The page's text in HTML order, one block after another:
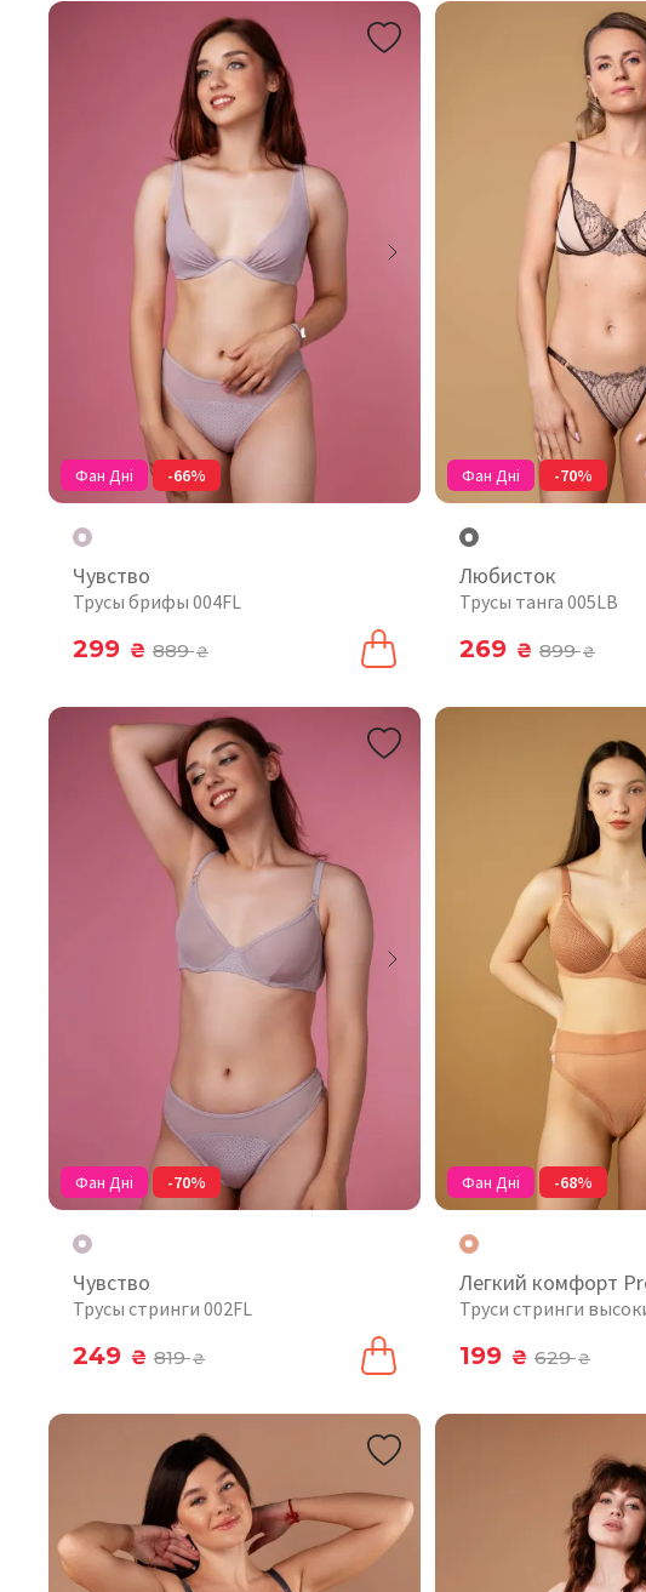
Фан Дні -66%
Чувство
Трусы брифы 004FL
299 ₴ 889₴
Фан Дні -70%
Любисток
Трусы танга 005LB
269 ₴ 899₴
Фан Дні -70%
Чувство
Трусы стринги 002FL
249 ₴ 819₴
Фан Дні -68%
Легкий комфорт
Труси стринги
199 ₴ 629₴